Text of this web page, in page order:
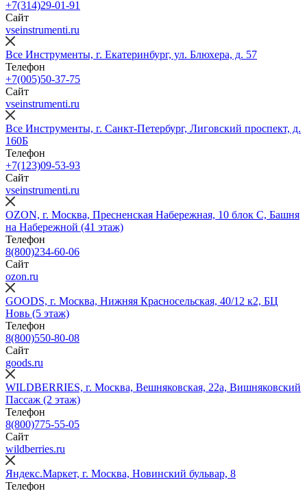
+7(314)29-01-91
Сайт
vseinstrumenti.ru
Все Инструменты, г. Екатеринбург, ул. Блюхера, д. 57
Телефон
+7(005)50-37-75
Сайт
vseinstrumenti.ru
Все Инструменты, г. Санкт-Петербург, Лиговский проспект, д.
160Б
Телефон
+7(123)09-53-93
Сайт
vseinstrumenti.ru
OZON, г. Москва, Пресненская Набережная, 10 блок С, Башня
на Набережной (41 этаж)
Телефон
8(800)234-60-06
Сайт
ozon.ru
GOODS, г. Москва, Нижняя Красносельская, 40/12 к2, БЦ
Новь (5 этаж)
Телефон
8(800)550-80-08
Сайт
goods.ru
WILDBERRIES, г. Москва, Вешняковская, 22а, Вишняковский
Пассаж (2 этаж)
Телефон
8(800)775-55-05
Сайт
wildberries.ru
Яндекс.Маркет, г. Москва, Новинский бульвар, 8
Телефон